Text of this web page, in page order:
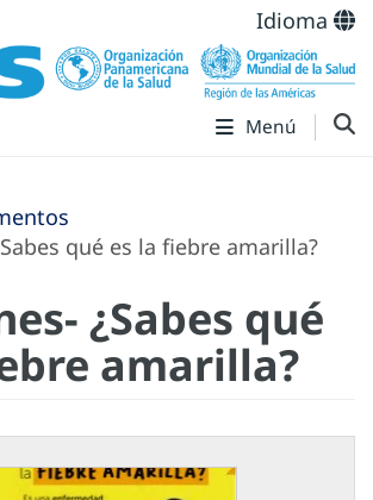
Idioma
Menú
qué es la fiebre amarilla?
¿Sabes qué
amarilla?